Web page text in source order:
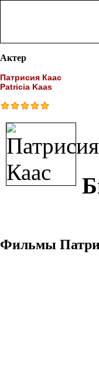
Актер
Патрисия Каас
Patricia Kaas
Фильмы